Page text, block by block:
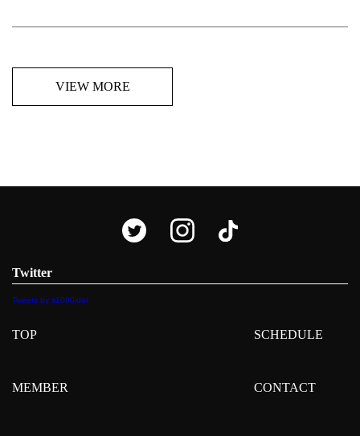
VIEW MORE
Twitter
Tweets by s1000idol
TOP
MEMBER
SCHEDULE
CONTACT